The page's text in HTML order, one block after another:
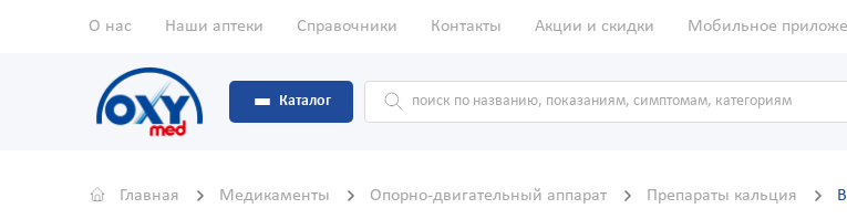
О нас Наши аптеки Справочники Контакты Акции и скидки Мобильное
Каталог
Главная Медикаменты Опорно-двигательный аппарат Препараты кальция